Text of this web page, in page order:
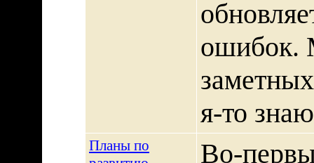
ошибок.
я-то
Планы по
Во-